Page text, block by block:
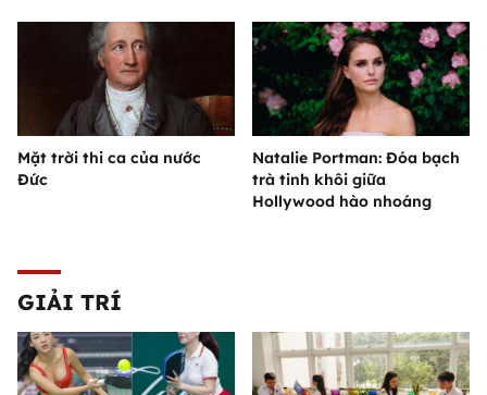
Mặt trời thi ca của nước
Đức
Natalie Portman: Đóa bạch
trà tinh khôi giữa
Hollywood hào nhoáng
GIẢI TRÍ